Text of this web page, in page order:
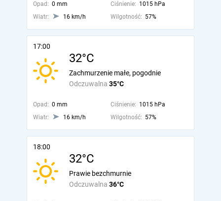
Opad: 0 mm Ciśnienie: 1015 hPa
Wiatr:
16 km/h Wilgotność: 57%
17:00
32°C
Odczuwalna 35°C
Zachmurzenie małe, pogodnie
Opad: 0 mm Ciśnienie: 1015 hPa
Wiatr:
16 km/h Wilgotność: 57%
18:00
32°C
Odczuwalna 36°C
Prawie bezchmurnie